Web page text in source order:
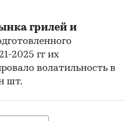
грилей и
2025 гг их
волатильность в
шт.